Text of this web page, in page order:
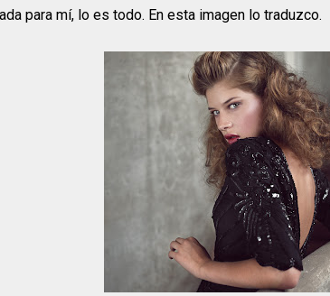
para mí, lo es todo. En esta imagen lo traduzco.